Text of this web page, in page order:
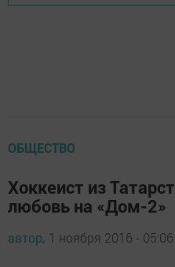
ОБЩЕСТВО
Хоккеист из
любовь на «Дом-2»
автор, 1 ноября 2016 - 05:06